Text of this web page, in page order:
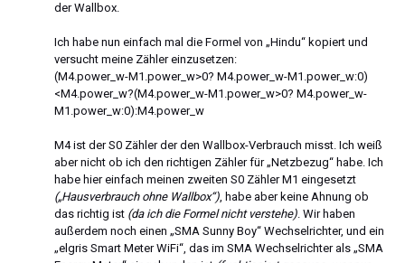
der Wallbox.
Ich habe nun einfach mal die Formel von „Hindu“ kopiert und
versucht meine Zähler einzusetzen:
(M4.power_w-M1.power_w>0? M4.power_w-M1.power_w:0)
<M4.power_w?(M4.power_w-M1.power_w>0? M4.power_w-
M1.power_w:0):M4.power_w
M4 ist der S0 Zähler der den Wallbox-Verbrauch misst. Ich weiß
aber nicht ob ich den richtigen Zähler für „Netzbezug“ habe. Ich
habe hier einfach meinen zweiten S0 Zähler M1 eingesetzt
(„Hausverbrauch ohne Wallbox“) , habe aber keine Ahnung ob
das richtig ist (da ich die Formel nicht verstehe) . Wir haben
außerdem noch einen „SMA Sunny Boy“ Wechselrichter, und ein
„elgris Smart Meter WiFi“, das im SMA Wechselrichter als „SMA